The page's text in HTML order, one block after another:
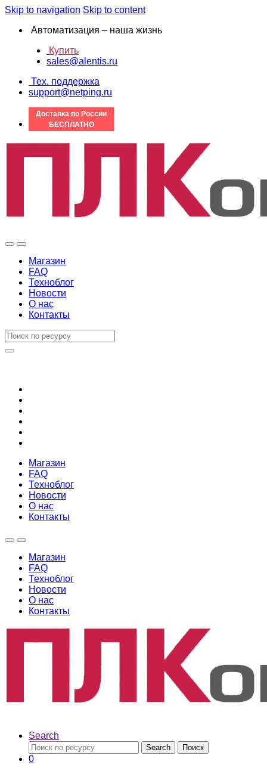
Skip to navigation Skip to content
Автоматизация – наша жизнь
Купить
sales@alentis.ru
Тех. поддержка
support@netping.ru
Доставка по России
БЕСПЛАТНО
Магазин
FAQ
Техноблог
Новости
О нас
Контакты
Магазин
FAQ
Техноблог
Новости
О нас
Контакты
Магазин
FAQ
Техноблог
Новости
О нас
Контакты
Search
Search Поиск
0